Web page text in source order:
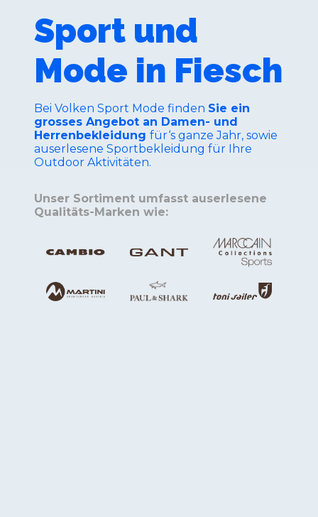
Sport und
Mode in Fiesch
Bei Volken Sport Mode finden Sie ein
grosses Angebot an Damen- und
Herrenbekleidung für‘s ganze Jahr, sowie
auserlesene Sportbekleidung für Ihre
Outdoor Aktivitäten.
Unser Sortiment umfasst auserlesene
Qualitäts-Marken wie: